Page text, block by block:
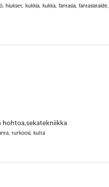
kukkia, kukka, fantasia, fantasiataide,
hohtoa,sekatekniikka
turkoosi, kulta